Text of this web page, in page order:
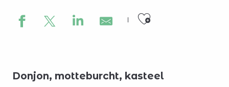
Ajouter
Donjon, motteburcht, kasteel